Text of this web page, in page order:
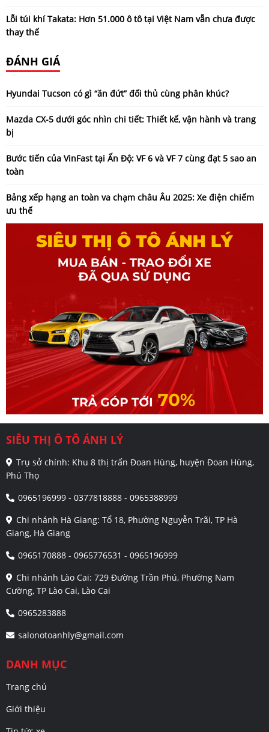
Lỗi túi khí Takata: Hơn 51.000 ô tô tại Việt Nam vẫn chưa được
thay thế
ĐÁNH GIÁ
Hyundai Tucson có gì “ăn đứt” đối thủ cùng phân khúc?
Mazda CX-5 dưới góc nhìn chi tiết: Thiết kế, vận hành và trang
bị
Bước tiến của VinFast tại Ấn Độ: VF 6 và VF 7 cùng đạt 5 sao an
toàn
Bảng xếp hạng an toàn va chạm châu Âu 2025: Xe điện chiếm
ưu thế
SIÊU THỊ Ô TÔ ÁNH LÝ
Trụ sở chính: Khu 8 thị trấn Đoan Hùng, huyện Đoan Hùng,
Phú Thọ
0965196999 - 0377818888 - 0965388999
Chi nhánh Hà Giang: Tổ 18, Phường Nguyễn Trãi, TP Hà
Giang, Hà Giang
0965170888 - 0965776531 - 0965196999
Chi nhánh Lào Cai: 729 Đường Trần Phú, Phường Nam
Cường, TP Lào Cai, Lào Cai
0965283888
salonotoanhly@gmail.com
DANH MỤC
Trang chủ
Giới thiệu